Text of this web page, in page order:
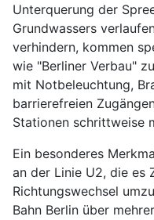
Unterquerung der
Grundwassers
verhindern, kommen
wie "Berliner Verbau"
mit Notbeleuchtung,
barrierefreien
Stationen schrittweise
Ein besonderes
an der Linie U2, die es
Richtungswechsel
Bahn Berlin über